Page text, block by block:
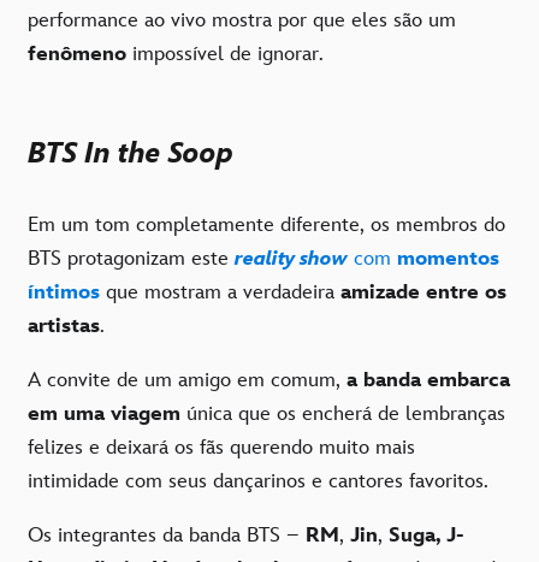
performance ao vivo mostra por que eles são um
fenômeno impossível de ignorar.
BTS In the Soop
Em um tom completamente diferente, os membros do
BTS protagonizam este reality show com momentos
íntimos que mostram a verdadeira amizade entre os
artistas.
A convite de um amigo em comum, a banda embarca
em uma viagem única que os encherá de lembranças
felizes e deixará os fãs querendo muito mais
intimidade com seus dançarinos e cantores favoritos.
Os integrantes da banda BTS – RM, Jin, Suga, J-